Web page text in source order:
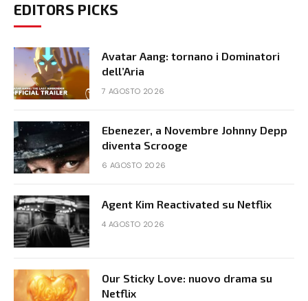
EDITORS PICKS
Avatar Aang: tornano i Dominatori
dell’Aria
7 AGOSTO 2026
Ebenezer, a Novembre Johnny Depp
diventa Scrooge
6 AGOSTO 2026
Agent Kim Reactivated su Netflix
4 AGOSTO 2026
Our Sticky Love: nuovo drama su
Netflix